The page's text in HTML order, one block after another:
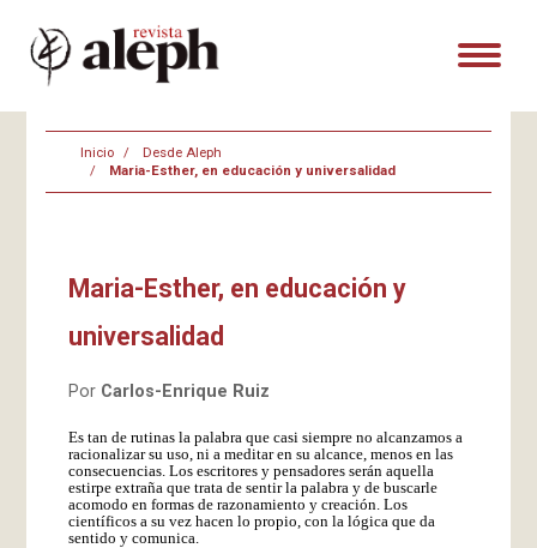
Inicio
Desde Aleph
Maria-Esther, en educación y universalidad
Maria-Esther, en educación y
universalidad
Por Carlos-Enrique Ruiz
Es tan de rutinas la palabra que casi siempre no alcanzamos a
racionalizar su uso, ni a meditar en su alcance, menos en las
consecuencias. Los escritores y pensadores serán aquella
estirpe extraña que trata de sentir la palabra y de buscarle
acomodo en formas de razonamiento y creación. Los
científicos a su vez hacen lo propio, con la lógica que da
sentido y comunica.